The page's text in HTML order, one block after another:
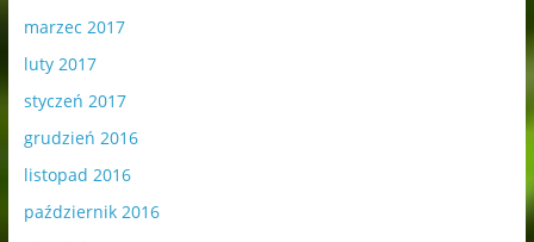
marzec 2017
luty 2017
styczeń 2017
grudzień 2016
listopad 2016
październik 2016